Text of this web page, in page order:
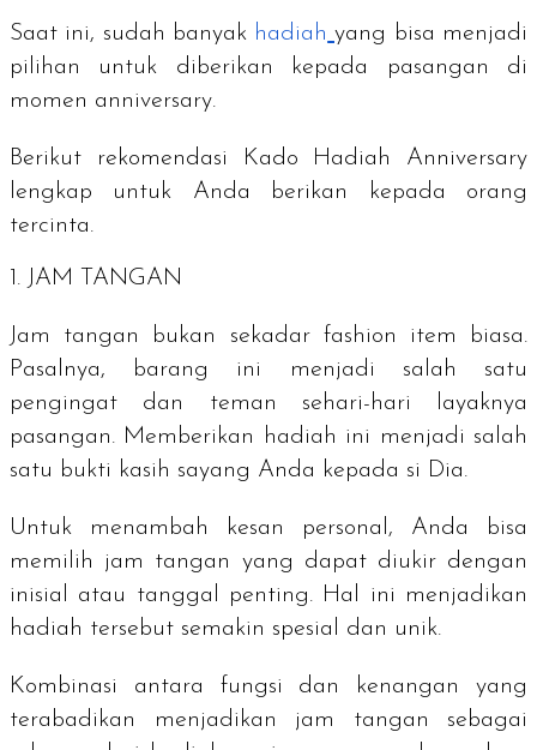
Saat ini, sudah banyak hadiah yang bisa menjadi
pilihan untuk diberikan kepada pasangan di
momen anniversary.
Berikut rekomendasi Kado
Hadiah Anniversary
lengkap untuk Anda berikan kepada orang
tercinta.
1. JAM TANGAN
Jam tangan bukan sekadar fashion item biasa.
Pasalnya, barang ini menjadi salah satu
pengingat dan teman sehari-hari layaknya
pasangan. Memberikan hadiah ini menjadi salah
satu bukti kasih sayang Anda kepada si Dia.
Untuk menambah kesan personal, Anda bisa
memilih jam tangan yang dapat diukir dengan
inisial atau tanggal penting. Hal ini menjadikan
hadiah tersebut semakin spesial dan unik.
Kombinasi antara fungsi dan kenangan yang
terabadikan menjadikan jam tangan sebagai